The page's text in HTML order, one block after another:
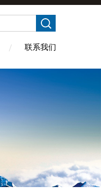
联系我们